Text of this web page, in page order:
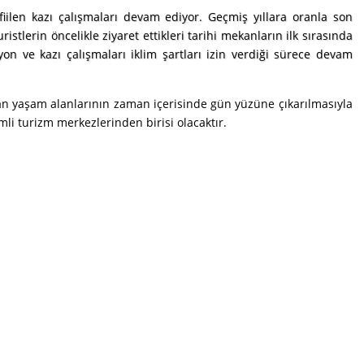
kazı çalışmaları devam ediyor. Geçmiş yıllara oranla son
öncelikle ziyaret ettikleri tarihi mekanların ilk sırasında
ve kazı çalışmaları iklim şartları izin verdiği sürece devam
alanlarının zaman içerisinde gün yüzüne çıkarılmasıyla
turizm merkezlerinden birisi olacaktır.